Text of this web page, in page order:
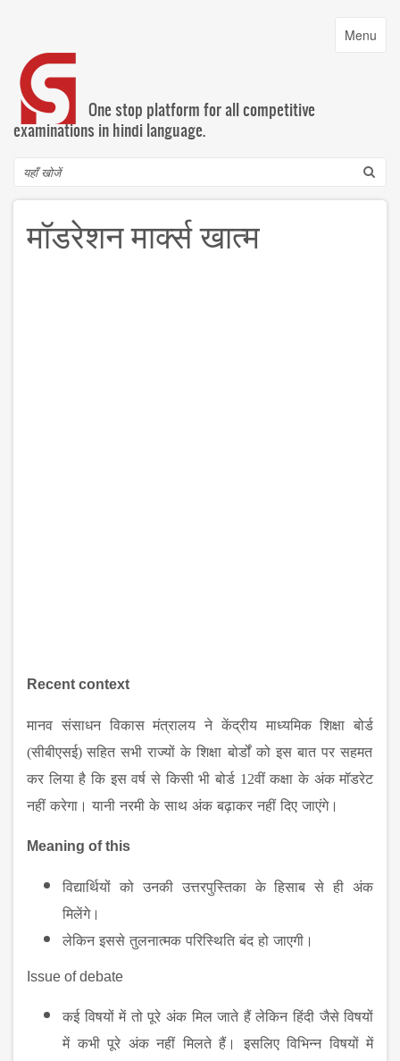
content
Toggle
Menu
One stop platform for all competitive
examinations in hindi language.
Search
मॉडरेशन मार्क्स खात्म
Recent context
मानव संसाधन विकास मंत्रालय ने केंद्रीय माध्यमिक शिक्षा बोर्ड
(सीबीएसई)सहित सभी राज्यों के शिक्षा बोर्डों को इस बात पर सहमत
कर लिया है कि इस वर्ष से किसी भी बोर्ड 12वीं कक्षा के अंक मॉडरेट
नहीं करेगा। यानी नरमी के साथ अंक बढ़ाकर नहीं दिए जाएंगे।
Meaning of this
विद्यार्थियों को उनकी उत्तरपुस्तिका के हिसाब से ही अंक
मिलेंगे।
लेकिन इससे तुलनात्मक परिस्थिति बंद हो जाएगी।
Issue of debate
कई विषयों में तो पूरे अंक मिल जाते हैं लेकिन हिंदी जैसे विषयों
में कभी पूरे अंक नहीं मिलते हैं। इसलिए विभिन्न विषयों में